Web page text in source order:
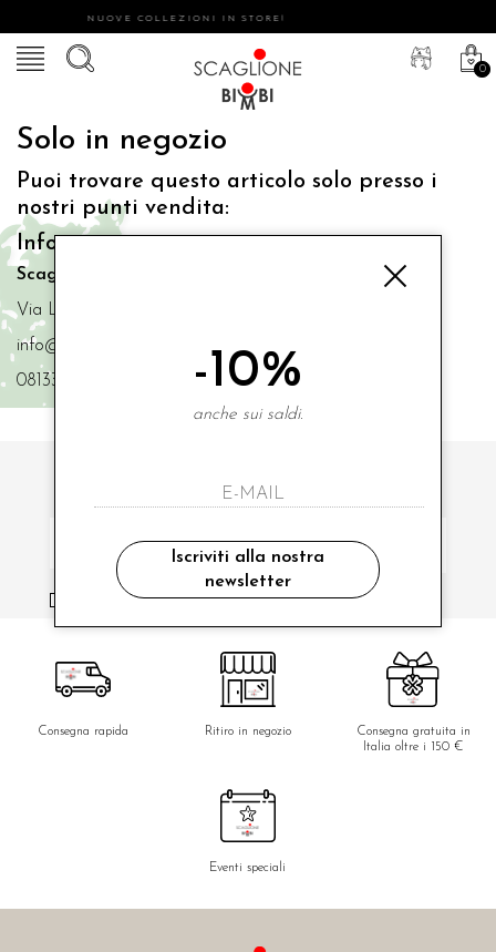
NUOVE COLLEZIONI IN STORE!
0
Solo in negozio
Puoi trovare questo articolo solo presso i
nostri punti vendita:
Info contatti
Scaglione Bimbi di Iacono Maria Angela
Via Luigi Mazzella,73 80077 Ischia
info@scaglionebimbi.com
0813331162
ISCRIVITI ALLA NOSTRA NEWSLETTER
ho letto ed accettato le condizioni sulla privacy.
Consegna rapida Ritiro in negozio
Consegna gratuita in
Italia oltre i 150 €
Eventi speciali
-10%
anche sui saldi.
Iscriviti alla nostra
newsletter